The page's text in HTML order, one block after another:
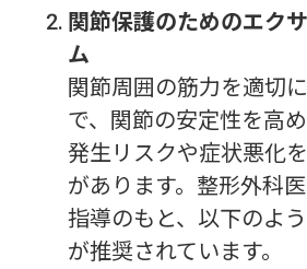
関節保護のためのエク
ム
関節周囲の筋力を適切
で、関節の安定性を高
発生リスクや症状悪化
があります。整形外科
指導のもと、以下のよ
が推奨されています。